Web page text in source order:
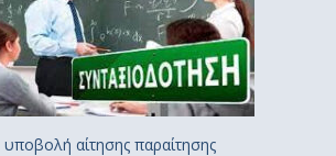
υποβολή αίτησης παραίτησης